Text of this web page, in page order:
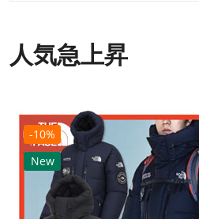
人気急上昇
-10%
New